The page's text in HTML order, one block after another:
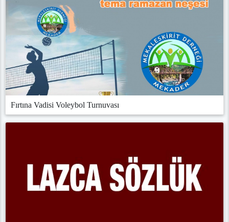
Fırtına Vadisi Voleybol Turnuvası